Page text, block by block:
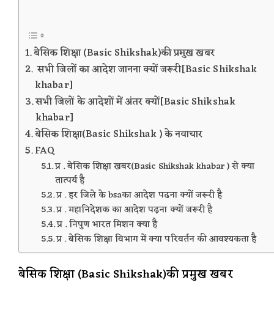
बेसिक शिक्षा (Basic Shikshak)की प्रमुख खबर
सभी जिलों का आदेश जानना क्यों जरूरी[Basic Shikshak
khabar]
सभी जिलों के आदेशों में अंतर क्यों[Basic Shikshak
khabar]
बेसिक शिक्षा(Basic Shikshak ) के नवाचार
FAQ
प्र . बेसिक शिक्षा खबर(Basic Shikshak khabar ) से क्या
तात्पर्य है
प्र . हर जिले के bsaका आदेश पढना क्यों जरूरी है
प्र . महानिदेशक का आदेश पढ़ना क्यों जरूरी है
प्र . निपुण भारत मिशन क्या है
प्र . बेसिक शिक्षा विभाग में क्या परिवर्तन की आवश्यकता है
बेसिक शिक्षा (Basic Shikshak)की प्रमुख खबर